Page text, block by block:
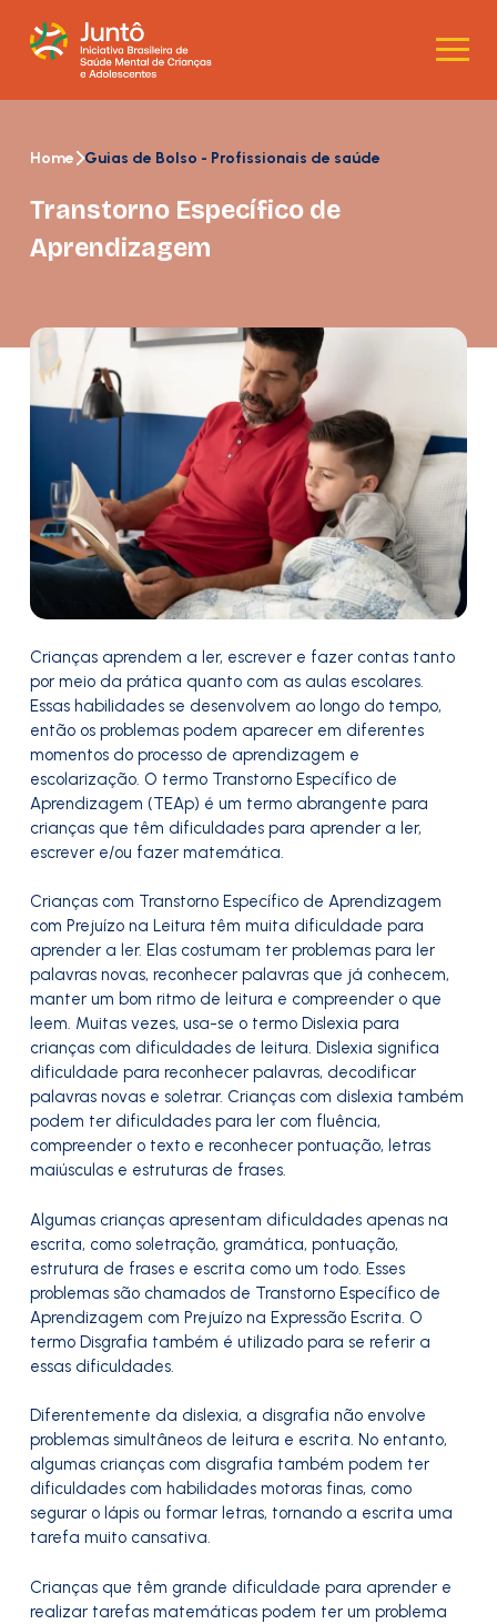
Home Guias de Bolso - Profissionais de saúde
Transtorno Específico de
Aprendizagem
Crianças aprendem a ler, escrever e fazer contas tanto
por meio da prática quanto com as aulas escolares.
Essas habilidades se desenvolvem ao longo do tempo,
então os problemas podem aparecer em diferentes
momentos do processo de aprendizagem e
escolarização. O termo Transtorno Específico de
Aprendizagem (TEAp) é um termo abrangente para
crianças que têm dificuldades para aprender a ler,
escrever e/ou fazer matemática.
Crianças com Transtorno Específico de Aprendizagem
com Prejuízo na Leitura têm muita dificuldade para
aprender a ler. Elas costumam ter problemas para ler
palavras novas, reconhecer palavras que já conhecem,
manter um bom ritmo de leitura e compreender o que
leem. Muitas vezes, usa-se o termo Dislexia para
crianças com dificuldades de leitura. Dislexia significa
dificuldade para reconhecer palavras, decodificar
palavras novas e soletrar. Crianças com dislexia também
podem ter dificuldades para ler com fluência,
compreender o texto e reconhecer pontuação, letras
maiúsculas e estruturas de frases.
Algumas crianças apresentam dificuldades apenas na
escrita, como soletração, gramática, pontuação,
estrutura de frases e escrita como um todo. Esses
problemas são chamados de Transtorno Específico de
Aprendizagem com Prejuízo na Expressão Escrita. O
termo Disgrafia também é utilizado para se referir a
essas dificuldades.
Diferentemente da dislexia, a disgrafia não envolve
problemas simultâneos de leitura e escrita. No entanto,
algumas crianças com disgrafia também podem ter
dificuldades com habilidades motoras finas, como
segurar o lápis ou formar letras, tornando a escrita uma
tarefa muito cansativa.
Crianças que têm grande dificuldade para aprender e
realizar tarefas matemáticas podem ter um problema